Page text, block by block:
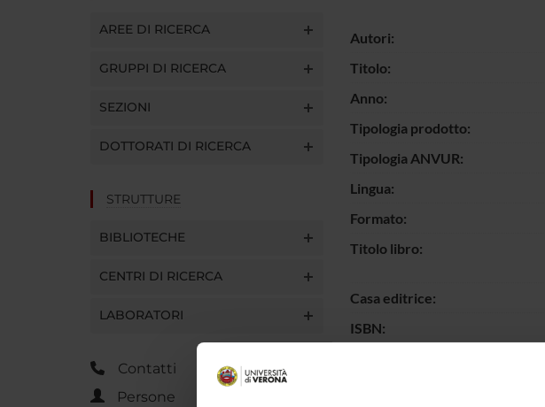
AREE DI RICERCA
GRUPPI DI RICERCA
SEZIONI
DOTTORATI DI RICERCA
STRUTTURE
BIBLIOTECHE
CENTRI DI RICERCA
LABORATORI
Contatti
Persone
Autori:
Titolo:
Anno:
Tipologia prodotto:
Tipologia ANVUR:
Lingua:
Formato:
Titolo libro:
Casa editrice:
ISBN: